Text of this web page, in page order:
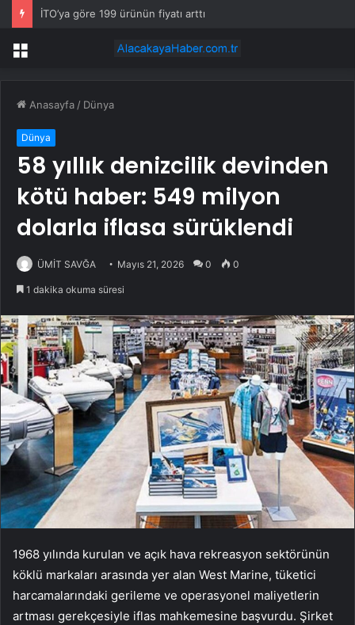
İTO’ya göre 199 ürünün fiyatı arttı
Menü
Anasayfa / Dünya
Dünya
58 yıllık denizcilik devinden
kötü haber: 549 milyon
dolarla iflasa sürüklendi
ÜMİT SAVĞA Mayıs 21, 2026 0 0
1 dakika okuma süresi
1968 yılında kurulan ve açık hava rekreasyon sektörünün
köklü markaları arasında yer alan West Marine, tüketici
harcamalarındaki gerileme ve operasyonel maliyetlerin
artması gerekçesiyle iflas mahkemesine başvurdu. Şirket